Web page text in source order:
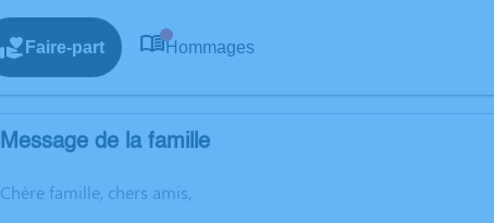
Faire-part Hommages
Message de la famille
Chère famille, chers amis,